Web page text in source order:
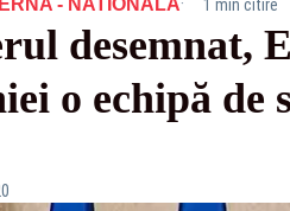
- NATIONALA 1 min citire
desemnat,
o echipă